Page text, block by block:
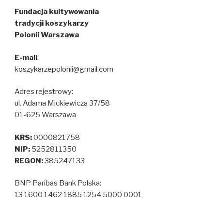
Fundacja kultywowania
tradycji koszykarzy
Polonii Warszawa
E-mail:
koszykarzepolonii@gmail.com
Adres rejestrowy:
ul. Adama Mickiewicza 37/58
01-625 Warszawa
KRS:0000821758
NIP: 5252811350
REGON:385247133
BNP Paribas Bank Polska:
13 1600 1462 1885 1254 5000 0001